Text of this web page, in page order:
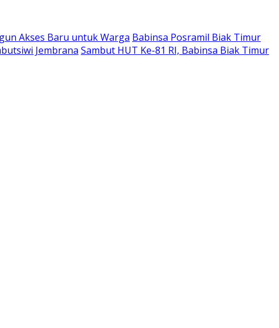
Akses Baru untuk Warga Babinsa Posramil Biak Timur
Jembrana Sambut HUT Ke-81 RI, Babinsa Biak Timur